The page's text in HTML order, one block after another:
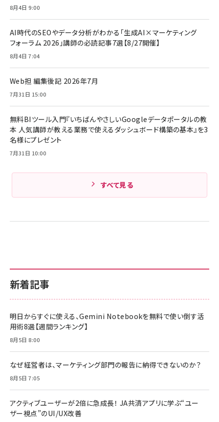
組織の成果を最大化する ルールのデザイン
Anker Soundcore P31i (Bluetooth 6.1) 【完
全ワイヤレスイヤホン/アクティブノイズキャンセリ
ング/マルチポイント接続 / 最大50時間再生 / PSE
技術基準適合】ブラック
￥5,990
Anker PowerLine III Flow USB-C & USB-C
ケーブル Anker絡まないケーブル 240W 結束バン
ド付き USB PD対応 シリコン素材採用 iPhone
Amazonランキングをもっと見る
キャンペーン】
￥4,857
Amazonランキングをもっと見る
新着記事
明日からすぐに使える、Gemini Notebookを無料で使い倒す活
用術8選【週間ランキング】
8月5日 8:00
なぜ経営者は、マーケティング部門の報告に納得できないのか？
8月5日 7:05
アクティブユーザーが2倍に急成長！ JA共済アプリに学ぶ“ユー
ザー視点”のUI/UX改善
8月4日 9:00
AI時代のSEOやデータ分析がわかる「生成AI×マーケティング
フォーラム 2026」講師の必読記事7選【8/27開催】
8月4日 7:04
Web担 編集後記 2026年7月
7月31日 15:00
無料BIツール入門『いちばんやさしいGoogleデータポータルの教
本 人気講師が教える業務で使えるダッシュボード構築の基本』を3
名様にプレゼント
7月31日 10:00
すべて見る